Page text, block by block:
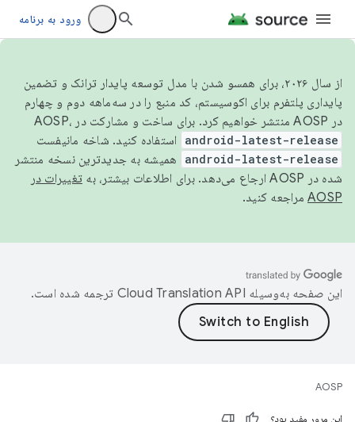
ورود به برنامه
از سال ۲۰۲۶، برای همسو شدن با مدل توسعه پایدار ترانک و تضمین
پایداری پلتفرم برای اکوسیستم، کد منبع را در سه‌ماهه دوم و چهارم
در AOSP منتشر خواهیم کرد. برای ساخت و مشارکت در AOSP،
android-latest-release استفاده کنید. شاخه مانیفست
android-latest-release
همیشه به جدیدترین نسخه منتشر
شده در AOSP ارجاع می‌دهد. برای اطلاعات بیشتر، به
تغییرات در
AOSP مراجعه کنید.
این صفحه به‌وسیله ترجمه شده است.
AOSP
این مرور مفید بود؟